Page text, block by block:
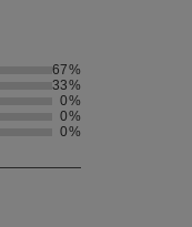
67%
33%
0%
0%
0%